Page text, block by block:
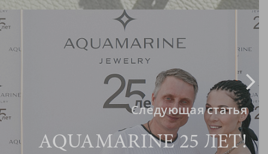
Следующая статья
AQUAMARINE 25 ЛЕТ!